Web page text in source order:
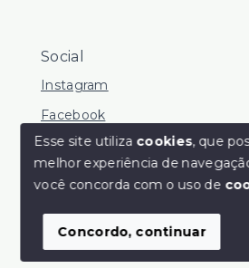
Olá! Estamos
Social
Instagram
Facebook
© Copyright 2026 - Pandolfo
SITE PARA IMOBILIARIA
Esse site utiliza cookies, que
melhor experiência de
você concorda com o uso de
Concordo, continuar